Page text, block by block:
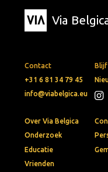
Via
Contact
+31 6 81 34 79 45
info@viabelgica.eu
Over Via Belgica
Onderzoek
Educatie
Vrienden